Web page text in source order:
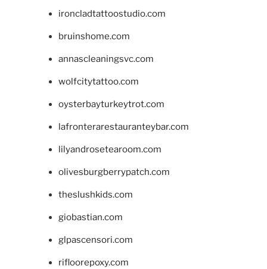
ironcladtattoostudio.com
bruinshome.com
annascleaningsvc.com
wolfcitytattoo.com
oysterbayturkeytrot.com
lafronterarestauranteybar.com
lilyandrosetearoom.com
olivesburgberrypatch.com
theslushkids.com
giobastian.com
glpascensori.com
rifloorepoxy.com